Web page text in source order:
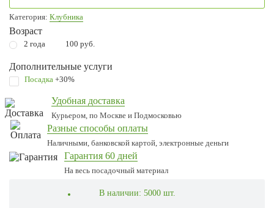
Категория: Клубника
Возраст
2 года 100 руб.
Дополнительные услуги
Посадка +30%
Удобная доставка
Курьером, по Москве и Подмосковью
Разные способы оплаты
Наличными, банковской картой, электронные деньги
Гарантия 60 дней
На весь посадочный материал
В наличии: 5000 шт.